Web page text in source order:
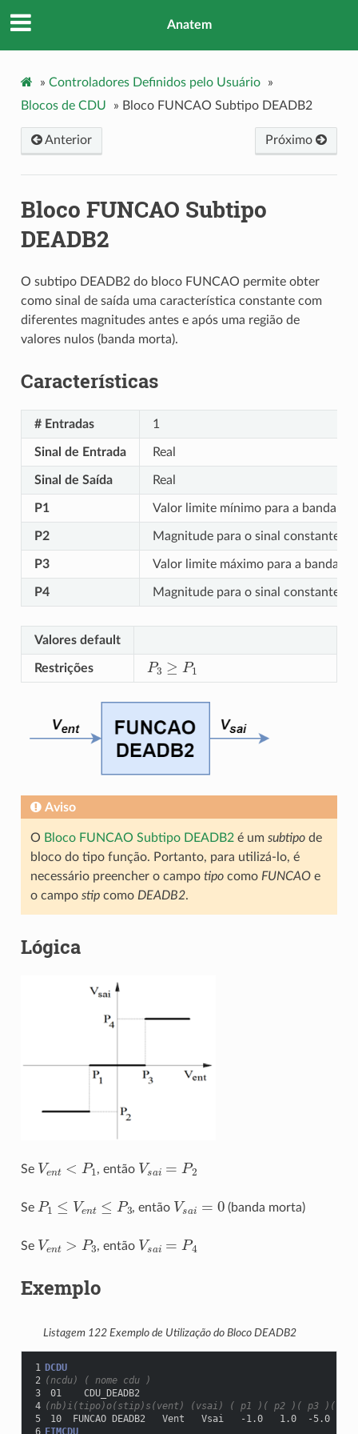
Anatem
» Controladores Definidos pelo Usuário
»
Blocos de CDU
» Bloco FUNCAO Subtipo DEADB2
Próximo
Anterior
Bloco FUNCAO Subtipo
DEADB2
O subtipo DEADB2 do bloco FUNCAO permite obter
como sinal de saída uma característica constante com
diferentes magnitudes antes e após uma região de
valores nulos (banda morta).
Características
# Entradas 1
Sinal de Entrada Real
Sinal de Saída Real
P1 Valor limite mínimo para a banda
P2 Magnitude para o sinal constante
P3 Valor limite máximo para a banda
P4 Magnitude para o sinal constante
Valores default
Restrições P3 ≥ 1
Aviso
O Bloco FUNCAO Subtipo DEADB2é um subtipode
bloco do tipo função. Portanto, para utilizá-lo, é
necessário preencher o campo tipocomo FUNCAOe
o campo stipcomo DEADB2.
Lógica
Se Ve < P1 , então Vs 2
Se P1 ≤V en P 3 , então Vs 0 (banda morta)
Se Ve t P3 , então Vs 4
Exemplo
Listagem 122 Exemplo de Utilização do Bloco DEADB2
1 DCDU
2 (ncdu) ( nome cdu )
3
01    CDU_DEADB2
4 (nb)i(tipo)o(stip)s(vent) (vsai) ( p1 )( p2 )( p3 )( p4 )
5
10  FUNCAO DEADB2   Vent   Vsai   -1.0   1.0  -5.0
6 FIMCDU